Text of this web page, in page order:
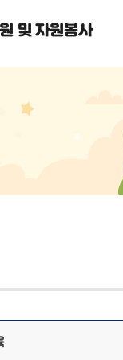
및 자원봉사